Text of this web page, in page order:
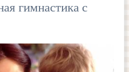
гимнастика с